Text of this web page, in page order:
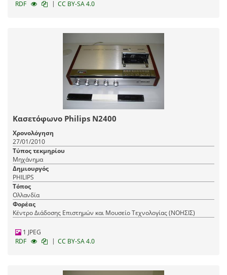
RDF | CC BY-SA 4.0
Κασετόφωνο Philips N2400
Χρονολόγηση
27/01/2010
Τύπος τεκμηρίου
Μηχάνημα
Δημιουργός
PHILIPS
Τόπος
Ολλανδία
Φορέας
Κέντρο Διάδοσης Επιστημών και Μουσείο Τεχνολογίας (ΝΟΗΣΙΣ)
1 JPEG
RDF
| CC BY-SA 4.0